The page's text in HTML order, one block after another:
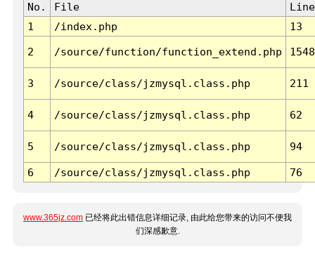
No. File
Line
1
/index.php 13
2 /source/function/function_extend.php 1548
3 /source/class/jzmysql.class.php 211
4 /source/class/jzmysql.class.php 62
5 /source/class/jzmysql.class.php 94
6 /source/class/jzmysql.class.php 76
www.365jz.com 已经将此出错信息详细记录, 由此给您带来的访问不便我
们深感歉意.